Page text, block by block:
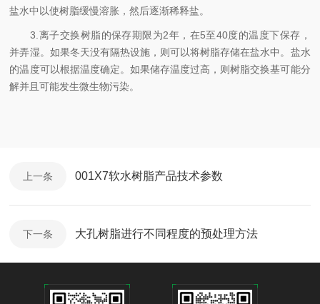
盐水中以使树脂缓慢溶胀，然后逐渐稀释盐。
3.离子交换树脂的保存期限为2年，在5至40度的温度下保存，
并弄湿。如果冬天没有隔热设施，则可以将树脂存储在盐水中。盐水
的温度可以根据温度确定。如果储存温度过高，则树脂交换基可能分
解并且可能发生微生物污染。
上一条 001X7软水树脂产品技术参数
下一条 大孔树脂进行不同程度的预处理方法